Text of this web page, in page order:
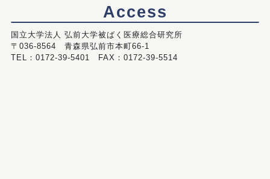
Access
国立大学法人 弘前大学被ばく医療総合研究所
〒036-8564 青森県弘前市本町66-1
TEL：0172-39-5401 FAX：0172-39-5514